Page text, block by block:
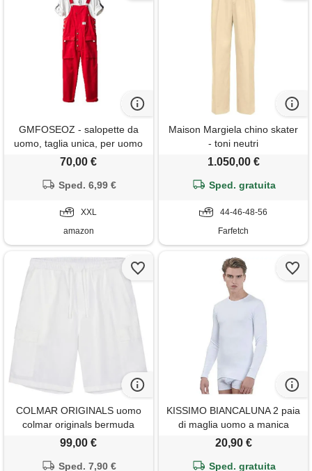
GMFOSEOZ - salopette da
uomo, taglia unica, per uomo
rosso xxl
70,00 €
Sped. 6,99 €
XXL
amazon
Maison Margiela chino skater
- toni neutri
1.050,00 €
Sped. gratuita
44-46-48-56
Farfetch
COLMAR ORIGINALS uomo
colmar originals bermuda
cargo cotone lino
99,00 €
Sped. 7,90 €
KISSIMO BIANCALUNA 2 paia
di maglia uomo a manica
lunga in caldo cotone interlock
taglia xl
20,90 €
Sped. gratuita